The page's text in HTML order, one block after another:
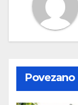
Povezano